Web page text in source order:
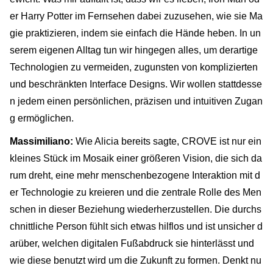
er Harry Potter im Fernsehen dabei zuzusehen, wie sie Ma
gie praktizieren, indem sie einfach die Hände heben. In un
serem eigenen Alltag tun wir hingegen alles, um derartige
Technologien zu vermeiden, zugunsten von komplizierten
und beschränkten Interface Designs. Wir wollen stattdesse
n jedem einen persönlichen, präzisen und intuitiven Zugan
g ermöglichen.
Massimiliano: Wie Alicia bereits sagte, CROVE ist nur ein
kleines Stück im Mosaik einer größeren Vision, die sich da
rum dreht, eine mehr menschenbezogene Interaktion mit d
er Technologie zu kreieren und die zentrale Rolle des Men
schen in dieser Beziehung wiederherzustellen. Die durchs
chnittliche Person fühlt sich etwas hilflos und ist unsicher d
arüber, welchen digitalen Fußabdruck sie hinterlässt und
wie diese benutzt wird um die Zukunft zu formen. Denkt nu